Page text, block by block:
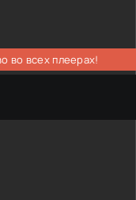
во всех плеерах!